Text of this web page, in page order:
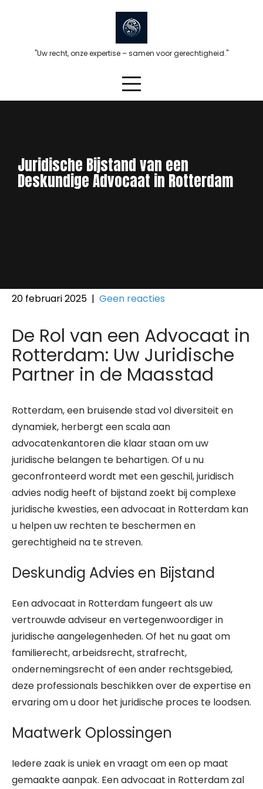
"Uw recht, onze expertise – samen voor gerechtigheid."
Juridische Bijstand van een
Deskundige Advocaat in Rotterdam
20 februari 2025 | Geen reacties
De Rol van een Advocaat in
Rotterdam: Uw Juridische
Partner in de Maasstad
Rotterdam, een bruisende stad vol diversiteit en
dynamiek, herbergt een scala aan
advocatenkantoren die klaar staan om uw
juridische belangen te behartigen. Of u nu
geconfronteerd wordt met een geschil, juridisch
advies nodig heeft of bijstand zoekt bij complexe
juridische kwesties, een advocaat in Rotterdam kan
u helpen uw rechten te beschermen en
gerechtigheid na te streven.
Deskundig Advies en Bijstand
Een advocaat in Rotterdam fungeert als uw
vertrouwde adviseur en vertegenwoordiger in
juridische aangelegenheden. Of het nu gaat om
familierecht, arbeidsrecht, strafrecht,
ondernemingsrecht of een ander rechtsgebied,
deze professionals beschikken over de expertise en
ervaring om u door het juridische proces te loodsen.
Maatwerk Oplossingen
Iedere zaak is uniek en vraagt om een op maat
gemaakte aanpak. Een advocaat in Rotterdam zal